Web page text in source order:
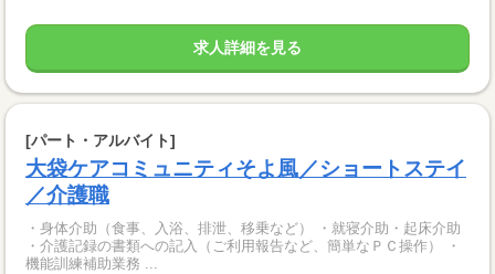
求人詳細を見る
[パート・アルバイト]
大袋ケアコミュニティそよ風／ショートステイ
／介護職
・身体介助（食事、入浴、排泄、移乗など） ・就寝介助・起床介助
・介護記録の書類への記入（ご利用報告など、簡単なＰＣ操作） ・
機能訓練補助業務 ...